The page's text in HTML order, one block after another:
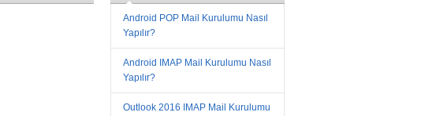
Android POP Mail Kurulumu Nasıl
Yapılır?
Android IMAP Mail Kurulumu Nasıl
Yapılır?
Outlook 2016 IMAP Mail Kurulumu